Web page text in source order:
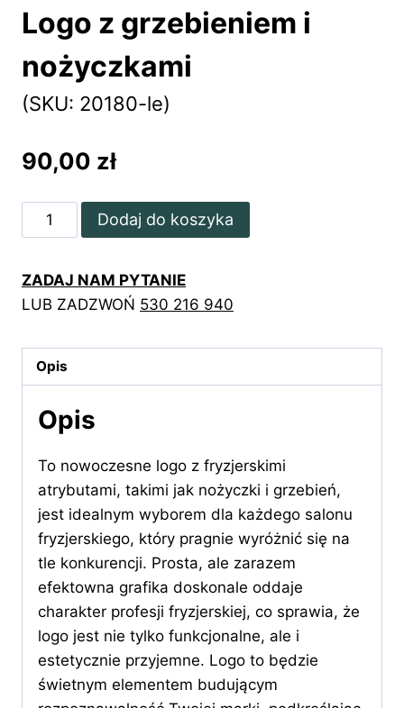
Logo z grzebieniem i
nożyczkami
(SKU: 20180-le)
90,00 zł
ilość
Logo
grzebieniem
i
Dodaj do koszyka
ZADAJ NAM PYTANIE
LUB ZADZWOŃ 530 216 940
Opis
Opis
To nowoczesne logo z fryzjerskimi
atrybutami, takimi jak nożyczki i grzebień,
jest idealnym wyborem dla każdego salonu
fryzjerskiego, który pragnie wyróżnić się na
tle konkurencji. Prosta, ale zarazem
efektowna grafika doskonale oddaje
charakter profesji fryzjerskiej, co sprawia, że
logo jest nie tylko funkcjonalne, ale i
estetycznie przyjemne. Logo to będzie
świetnym elementem budującym